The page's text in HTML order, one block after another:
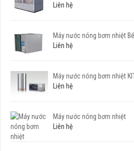
Liên hệ
Máy nước nóng bơm nhiệt
Liên hệ
Máy nước nóng bơm nhiệt
Liên hệ
Máy nước nóng bơm nhiệt
Liên hệ